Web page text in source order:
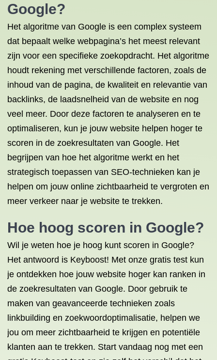
Google?
Het algoritme van Google is een complex systeem
dat bepaalt welke webpagina’s het meest relevant
zijn voor een specifieke zoekopdracht. Het algoritme
houdt rekening met verschillende factoren, zoals de
inhoud van de pagina, de kwaliteit en relevantie van
backlinks, de laadsnelheid van de website en nog
veel meer. Door deze factoren te analyseren en te
optimaliseren, kun je jouw website helpen hoger te
scoren in de zoekresultaten van Google. Het
begrijpen van hoe het algoritme werkt en het
strategisch toepassen van SEO-technieken kan je
helpen om jouw online zichtbaarheid te vergroten en
meer verkeer naar je website te trekken.
Hoe hoog scoren in Google?
Wil je weten hoe je hoog kunt scoren in Google?
Het antwoord is Keyboost! Met onze gratis test kun
je ontdekken hoe jouw website hoger kan ranken in
de zoekresultaten van Google. Door gebruik te
maken van geavanceerde technieken zoals
linkbuilding en zoekwoordoptimalisatie, helpen we
jou om meer zichtbaarheid te krijgen en potentiële
klanten aan te trekken. Start vandaag nog met een